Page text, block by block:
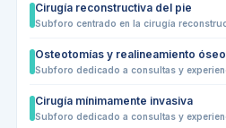
Cirugía reconstructiva del pie
Osteotomías y realineamiento óseo
Cirugía mínimamente invasiva